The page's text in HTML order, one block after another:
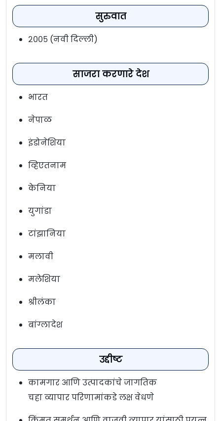
सुरुवात
२००५ (नवी दिल्ली)
साजरा करणारे देश
भारत
नेपाळ
इंडोनेशिया
व्हिएतनाम
केनिया
युगांडा
टांझानिया
मलावी
मलेशिया
श्रीलंका
बांग्लादेश
उद्दीष्ट
कामगार आणि उत्पादकांचे जागतिक
चहा व्यापार परिणामांकडे लक्ष वेधणे